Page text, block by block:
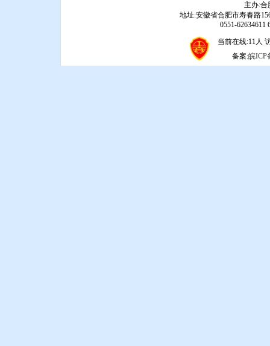
主办:合
地址:安徽省合肥市寿春路
0551-62634611
当前在线:11人
备案:皖ICP